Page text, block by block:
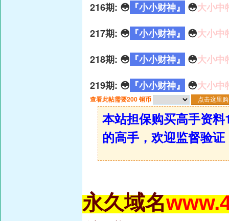
216期: 😳 『小小财神』 😳大小中
217期: 😳 『小小财神』 😳大小中
218期: 😳 『小小财神』 😳大小中
219期: 😳 『小小财神』 😳大小中
查看此帖需要200 铜币
本站担保购买高手资
的高手，欢迎监督验证
永久域名